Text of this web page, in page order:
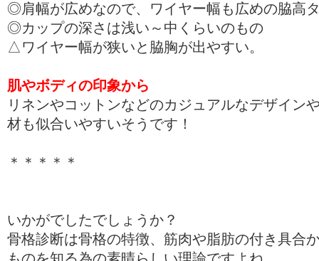
◎肩幅が広めなので、ワイヤー幅も広めの脇高
◎カップの深さは浅い～中くらいのもの
△ワイヤー幅が狭いと脇胸が出やすい。
肌やボディの印象から
リネンやコットンなどのカジュアルなデザイン
材も似合いやすいそうです！
＊＊＊＊＊
いかがでしたでしょうか？
骨格診断は骨格の特徴、筋肉や脂肪の付き具合